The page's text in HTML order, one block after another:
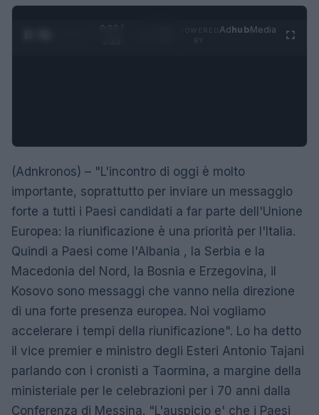
0:23 /
AdhubMedia
(Adnkronos) – "L'incontro di oggi è molto
importante, soprattutto per inviare un messaggio
forte a tutti i Paesi candidati a far parte dell'Unione
Europea: la riunificazione è una priorità per l'Italia.
Quindi a Paesi come l'Albania , la Serbia e la
Macedonia del Nord, la Bosnia e Erzegovina, il
Kosovo sono messaggi che vanno nella direzione
di una forte presenza europea. Noi vogliamo
accelerare i tempi della riunificazione". Lo ha detto
il vice premier e ministro degli Esteri Antonio Tajani
parlando con i cronisti a Taormina, a margine della
ministeriale per le celebrazioni per i 70 anni dalla
Conferenza di Messina. "L'auspicio e' che i Paesi